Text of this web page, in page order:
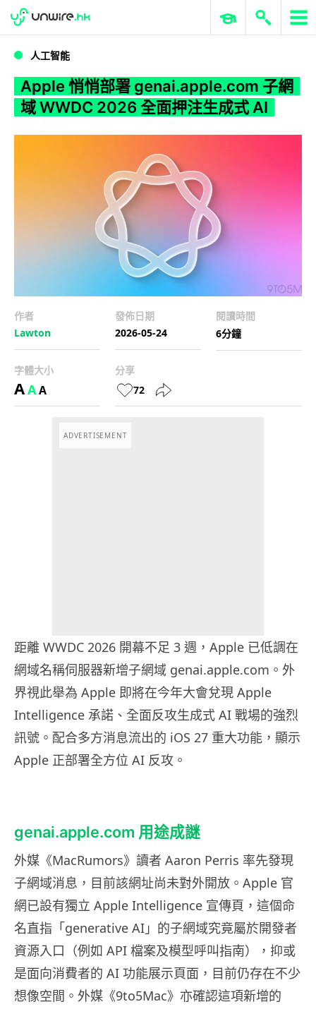
WWDC 2026 ERP 與商業 AI
人工智能
Apple 悄悄部署 genai.apple.com 子網
域 WWDC 2026 全面押注生成式 AI
作者
Lawton
發佈日期
2026-05-24
閱讀時間
6分鐘
字體大小
AAA
分享
72
ADVERTISEMENT
距離 WWDC 2026 開幕不足 3 週，Apple 已低調在
網域名稱伺服器新增子網域 genai.apple.com。外
界視此舉為 Apple 即將在今年大會兌現 Apple
Intelligence 承諾、全面反攻生成式 AI 戰場的強烈
訊號。配合多方消息流出的 iOS 27 重大功能，顯示
Apple 正部署全方位 AI 反攻。
genai.apple.com 用途成謎
外媒《MacRumors》讀者 Aaron Perris 率先發現
子網域消息，目前該網址尚未對外開放。Apple 官
網已設有獨立 Apple Intelligence 宣傳頁，這個命
名直指「generative AI」的子網域究竟屬於開發者
資源入口（例如 API 檔案及模型呼叫指南），抑或
是面向消費者的 AI 功能展示頁面，目前仍存在不少
想像空間。外媒《9to5Mac》亦確認這項新增的